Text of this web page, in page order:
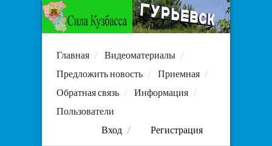
Главная
Видеоматериалы
Предложить новость
Приемная
Обратная связь
Информация
Пользователи
Вход
Регистрация